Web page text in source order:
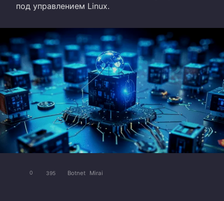
под управлением Linux.
0 395 Botnet Mirai